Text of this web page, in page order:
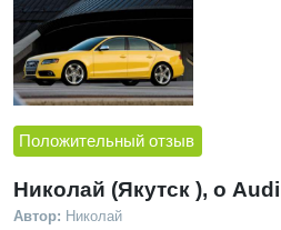
Положительный отзыв
Николай (Якутск ), о
Автор: Николай